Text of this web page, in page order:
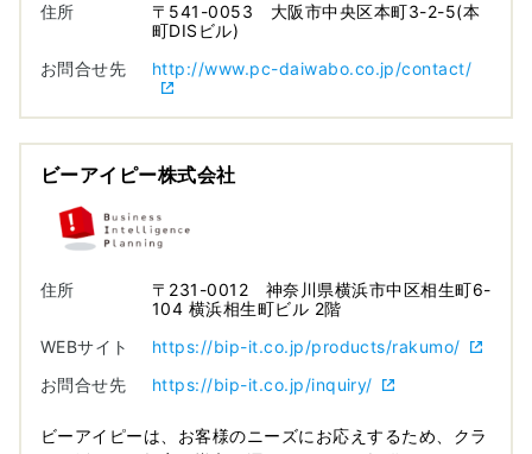
住所
〒541-0053 大阪市中央区本町3-2-5(本
町DISビル)
お問合せ先
http://www.pc-daiwabo.co.jp/contact/
ビーアイピー株式会社
住所
〒231-0012 神奈川県横浜市中区相生町6-
104 横浜相生町ビル 2階
WEBサイト
https://bip-it.co.jp/products/rakumo/
お問合せ先
https://bip-it.co.jp/inquiry/
ビーアイピーは、お客様のニーズにお応えするため、クラ